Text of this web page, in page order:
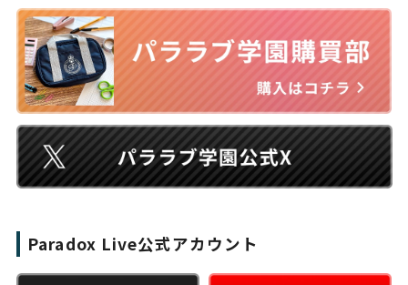
Paradox Live公式アカウント